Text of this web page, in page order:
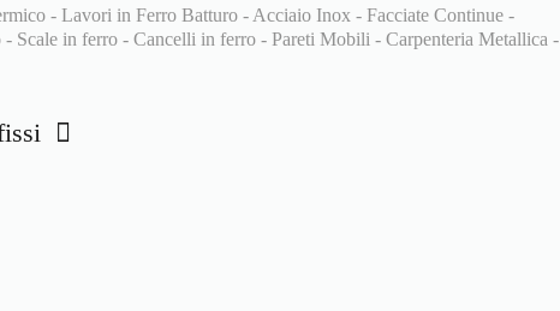
- Lavori in Ferro Batturo - Acciaio Inox - Facciate Continue -
Scale in ferro - Cancelli in ferro - Pareti Mobili - Carpenteria Metallica -